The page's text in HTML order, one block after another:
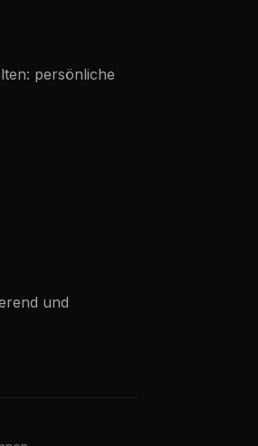
persönliche
und